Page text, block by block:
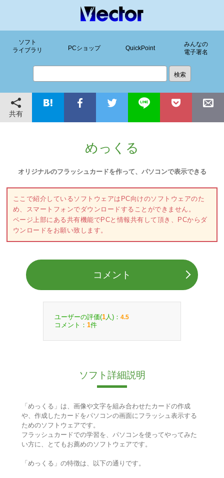
ソフト
ライブラリ
PCショップ QuickPoint
みんなの
電子署名
共有
めっくる
オリジナルのフラッシュカードを作って、パソコンで表示できる
ここで紹介しているソフトウェアはPC向けのソフトウェアのた
め、スマートフォンでダウンロードすることができません。
ページ上部にある共有機能でPCと情報共有して頂き、PCからダ
ウンロードをお願い致します。
コメント
ユーザーの評価(1 人)： 4.5
コメント： 1件
ソフト詳細説明
「めっくる」は、画像や文字を組み合わせたカードの作成
や、作成したカードをパソコンの画面にフラッシュ表示する
ためのソフトウェアです。
フラッシュカードでの学習を、パソコンを使ってやってみた
い方に、とてもお薦めのソフトウェアです。
「めっくる」の特徴は、以下の通りです。